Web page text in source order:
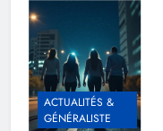
ACTUALITÉS &
GÉNÉRALISTE